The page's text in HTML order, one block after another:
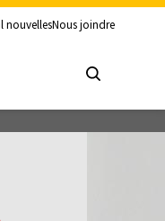
nouvellesNous joindre